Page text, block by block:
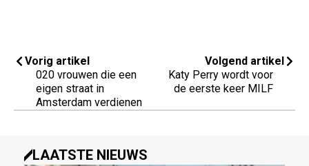
Vorig artikel
020 vrouwen die een
eigen straat in
Amsterdam verdienen
Volgend artikel
Katy Perry wordt voor
de eerste keer MILF
LAATSTE NIEUWS